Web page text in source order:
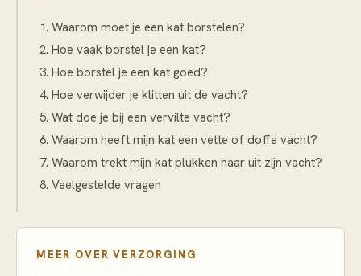
Waarom moet je een kat borstelen?
Hoe vaak borstel je een kat?
Hoe borstel je een kat goed?
Hoe verwijder je klitten uit de vacht?
Wat doe je bij een vervilte vacht?
Waarom heeft mijn kat een vette of doffe vacht?
Waarom trekt mijn kat plukken haar uit zijn vacht?
Veelgestelde vragen
MEER OVER VERZORGING